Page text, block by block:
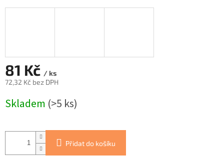
81 Kč / ks
72,32 Kč bez DPH
cena:
Skladem (>5 ks)
Přidat do košíku